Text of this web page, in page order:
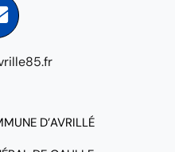
D’AVRILLÉ